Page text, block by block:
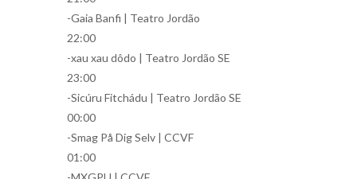
-Gaia Banfi | Teatro Jordão
22:00
-xau xau dôdo | Teatro Jordão SE
23:00
-Sicúru Fitchádu | Teatro Jordão SE
00:00
-Smag På Dig Selv | CCVF
01:00